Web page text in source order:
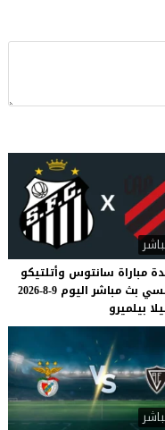
مباراة سانتوس وأتلتيكو
بث مباشر اليوم 9-8-2026
بيلميرو